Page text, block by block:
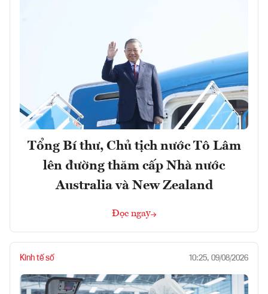
Tổng Bí thư, Chủ tịch nước Tô Lâm
lên đường thăm cấp Nhà nước
Australia và New Zealand
Đọc ngay
Kinh tế số 10:25, 09/08/2026